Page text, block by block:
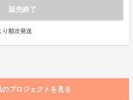
販売終了
り順次発送
のプロジェクトを見る